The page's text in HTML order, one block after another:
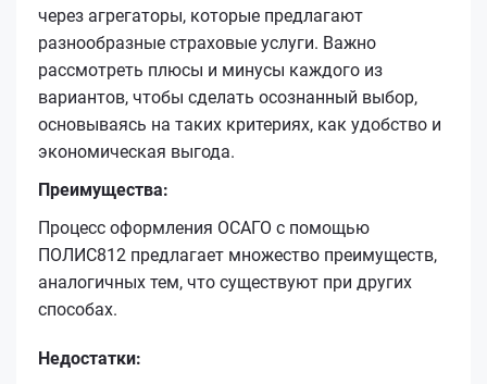
через агрегаторы, которые предлагают
разнообразные страховые услуги. Важно
рассмотреть плюсы и минусы каждого из
вариантов, чтобы сделать осознанный выбор,
основываясь на таких критериях, как удобство и
экономическая выгода.
Преимущества:
Процесс оформления ОСАГО с помощью
ПОЛИС812 предлагает множество преимуществ,
аналогичных тем, что существуют при других
способах.
Недостатки: